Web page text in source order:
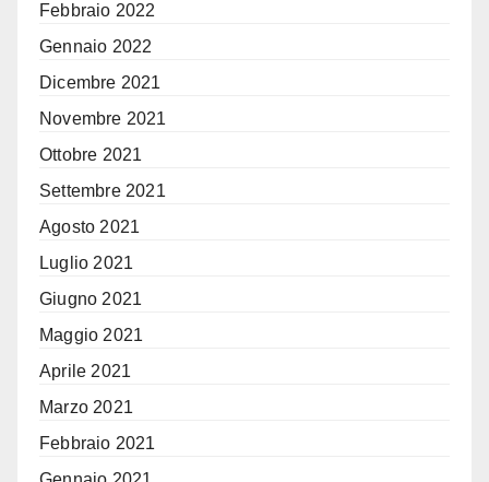
Febbraio 2022
Gennaio 2022
Dicembre 2021
Novembre 2021
Ottobre 2021
Settembre 2021
Agosto 2021
Luglio 2021
Giugno 2021
Maggio 2021
Aprile 2021
Marzo 2021
Febbraio 2021